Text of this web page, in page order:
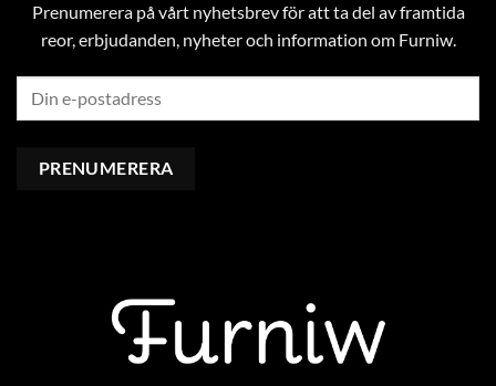
Prenumerera på vårt nyhetsbrev för att ta del av framtida
reor, erbjudanden, nyheter och information om Furniw.